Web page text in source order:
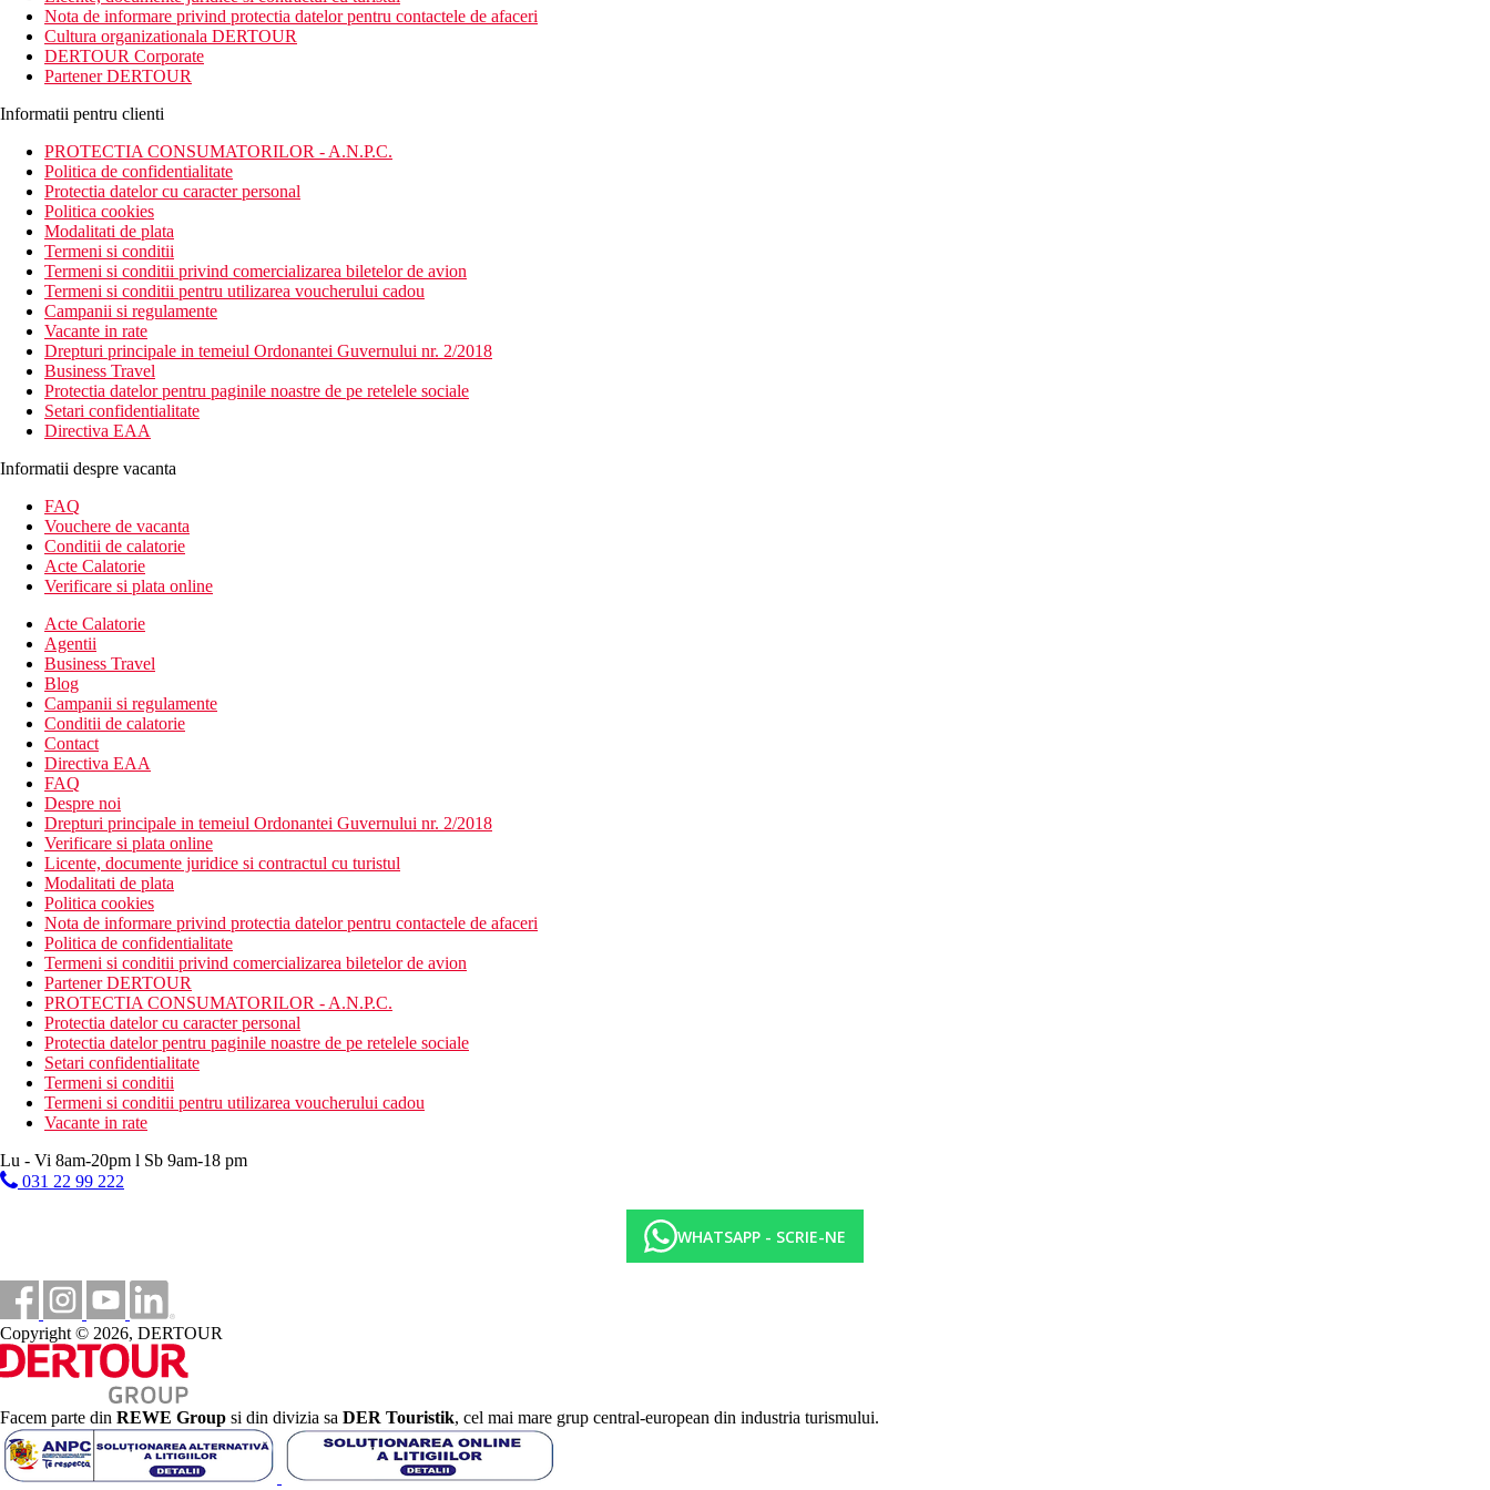
Distanta
in centrul orasului Puerto de la Cruz
cca. 200 m de plaja
la aproximativ 1 km de Loro Park
cca. 100 km de aeroport
Descrierea camerei
Toate tipurile de camere dispun de:
seif
detector de fum
telefon
TV prin satelit
climatizare
Descrierea hotelului
Hotelul dispune de:
WiFi
piscina exterioara
gradina
aer conditionat
seif
receptie 247
camera de bagaje
inchirieri automobile
Descrierea plajei
- nisip inchis la culoare
Activitati sportive gratuite
piscina exterioara
Dieta
Self Catering (SC) – self-catering.
Cazare si mic dejun (BB) - mic dejun tip bufet sau la alegere a la carte.
Demipensiune (DP) - mic dejun, cina tip bufet sau la alegere a la carte. Bauturile la cina sunt platite suplimentar.
Categoria oficiala
3 stele
Distanţe
200 m
Magazine
1 km
Distanta pana la plaja
85 km
Distanta de cel mai apropiat aeroport
Plaja
Umbrele pe plaja contra cost
Vacanta la plaja
Galerie foto
Nota de informare privind protectia datelor pentru contactele de afaceri
Cultura organizationala DERTOUR
DERTOUR Corporate
Partener DERTOUR
Informatii pentru clienti
PROTECTIA CONSUMATORILOR - A.N.P.C.
Politica de confidentialitate
Protectia datelor cu caracter personal
Politica cookies
Modalitati de plata
Termeni si conditii
Termeni si conditii privind comercializarea biletelor de avion
Termeni si conditii pentru utilizarea voucherului cadou
Campanii si regulamente
Vacante in rate
Drepturi principale in temeiul Ordonantei Guvernului nr. 2/2018
Business Travel
Protectia datelor pentru paginile noastre de pe retelele sociale
Setari confidentialitate
Directiva EAA
Informatii despre vacanta
FAQ
Vouchere de vacanta
Conditii de calatorie
Acte Calatorie
Verificare si plata online
Acte Calatorie
Agentii
Business Travel
Blog
Campanii si regulamente
Conditii de calatorie
Contact
Directiva EAA
FAQ
Despre noi
Drepturi principale in temeiul Ordonantei Guvernului nr. 2/2018
Verificare si plata online
Licente, documente juridice si contractul cu turistul
Modalitati de plata
Politica cookies
Nota de informare privind protectia datelor pentru contactele de afaceri
Politica de confidentialitate
Termeni si conditii privind comercializarea biletelor de avion
Partener DERTOUR
PROTECTIA CONSUMATORILOR - A.N.P.C.
Protectia datelor cu caracter personal
Protectia datelor pentru paginile noastre de pe retelele sociale
Setari confidentialitate
Termeni si conditii
Termeni si conditii pentru utilizarea voucherului cadou
Vacante in rate
Lu - Vi 8am-20pm l Sb 9am-18 pm
031 22 99 222
WHATSAPP - SCRIE-NE
Copyright © 2026, DERTOUR
Facem parte din REWE Group si din divizia sa DER Touristik, cel mai mare grup central-european din industria turismului.